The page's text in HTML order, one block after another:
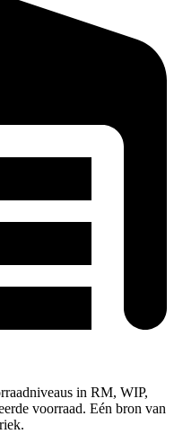
in RM, WIP,
voorraad. Eén bron van